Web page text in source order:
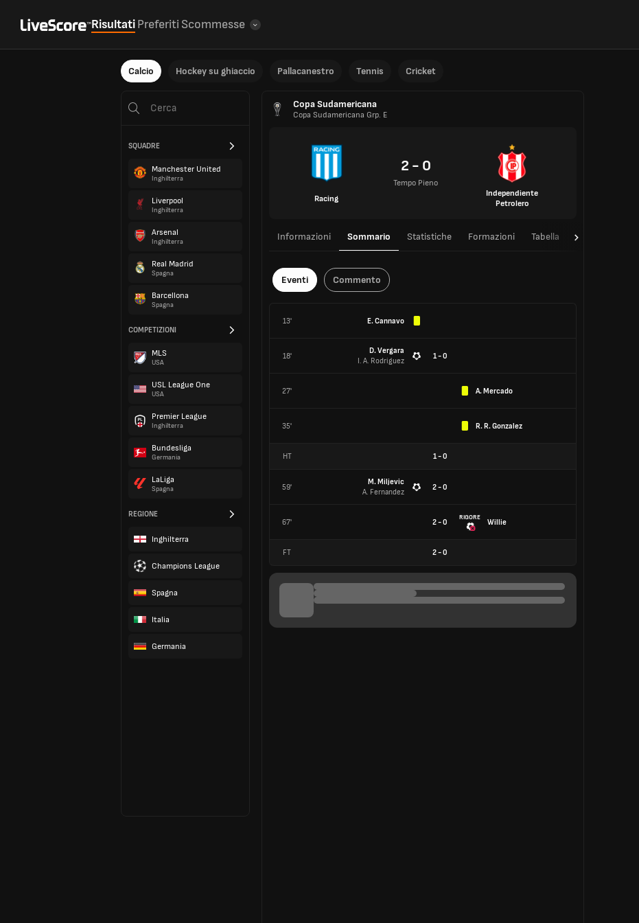
RisultatiPreferiti Scommesse
Calcio Hockey su ghiaccio Pallacanestro Tennis Cricket
SQUADRE
Manchester United
Inghilterra
Liverpool
Inghilterra
Arsenal
Inghilterra
Real Madrid
Spagna
Barcellona
Spagna
COMPETIZIONI
MLS
USA
USL League One
USA
Premier League
Inghilterra
Bundesliga
Germania
LaLiga
Spagna
REGIONE
Inghilterra
Champions League
Spagna
Italia
Germania
Copa Sudamericana
Copa Sudamericana Grp. E
Racing
2 - 0
Tempo Pieno
Independiente
Petrolero
Informazioni Sommario Statistiche Formazioni Tabella T/T
Eventi Commento
13' E. Cannavo
18'
D. Vergara
I. A. Rodriguez
1 - 0
27' A. Mercado
35' R. R. Gonzalez
HT 1-0
59'
M. Miljevic
A. Fernandez
2 - 0
67' 2 - 0
RIGORE
Willie
FT 2-0